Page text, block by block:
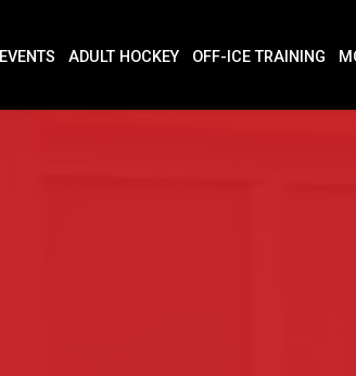
EVENTS ADULT HOCKEY OFF-ICE TRAINING